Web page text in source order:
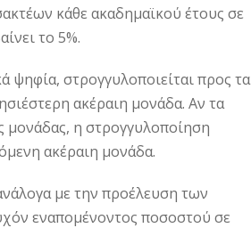
κάθε ακαδημαϊκού έτους σε
το 5%.
ψηφία, στρογγυλοποιείται προς τα
ακέραιη μονάδα. Αν τα
μονάδας, η στρογγυλοποίηση
ακέραιη μονάδα.
με την προέλευση των
εναπομένοντος ποσοστού σε